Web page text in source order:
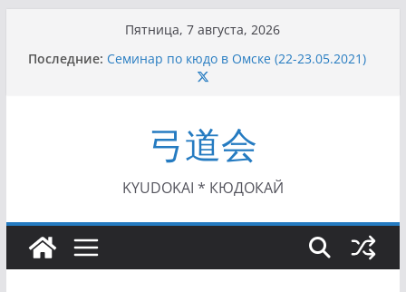
содержимому
Пятница, 7 августа, 2026
Последние: Семинар по кюдо в Омске (22-23.05.2021)
Чемпионат Росcии, Дёмино (2-5.09.2021)
II Кубок Посла Японии в России по Кюдо,
Орёл (25.07.2021)
I этап Кубка Московской области по Кюдо /
Сейдокан II (27.06.2021)
弓道会
KYUDOKAI * КЮДОКАЙ